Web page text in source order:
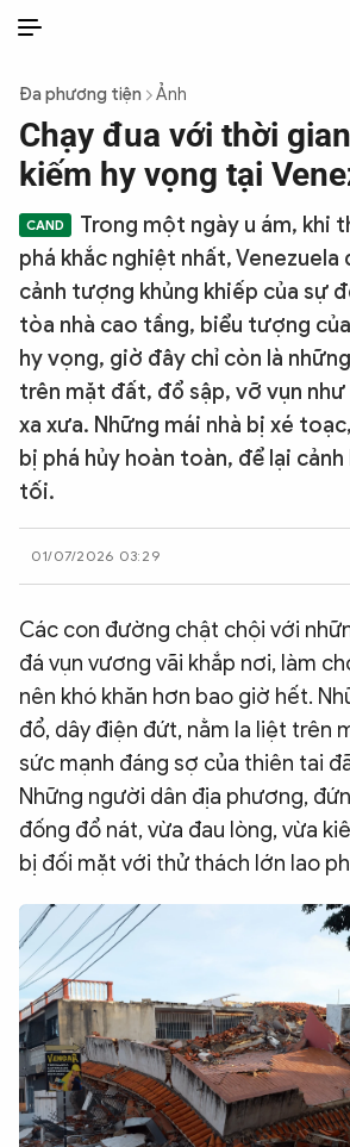
THỜI SỰ
CHỐNG DIỄN BIẾN HÒA BÌNH
CÔNG AN TRONG LÒNG DÂN
PHÁP LUẬT
CÔNG NGHỆ
QUỐC TẾ
VĂN HÓA - THỂ THAO
BẠN ĐỌC & CAND
ĐA PHƯƠNG TIỆN
eMagazine
Video Ảnh
Infographic
Chuyên trang
Văn nghệ
Chuyên đề
Đa phương tiện Ảnh
Chạy đua với thời
kiếm hy vọng tại
Trong một ngày u ám, khi
phá khắc nghiệt nhất, Venezuela
cảnh tượng khủng khiếp của sự
tòa nhà cao tầng, biểu tượng
hy vọng, giờ đây chỉ còn là
trên mặt đất, đổ sập, vỡ vụn như
xa xưa. Những mái nhà bị xé
bị phá hủy hoàn toàn, để lại
tối.
01/07/2026 03:29
Các con đường chật chội với
đá vụn vương vãi khắp nơi, làm
nên khó khăn hơn bao giờ hết.
đổ, dây điện đứt, nằm la liệt trên
sức mạnh đáng sợ của thiên tai
Những người dân địa phương,
đống đổ nát, vừa đau lòng, vừa
bị đối mặt với thử thách lớn lao